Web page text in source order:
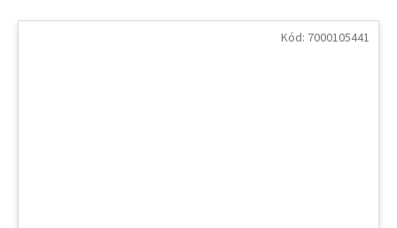
Kód: 7000105441